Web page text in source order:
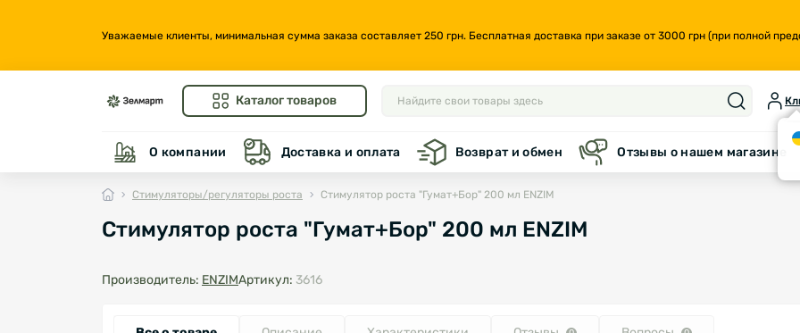
Уважаемые клиенты, минимальная сумма заказа составляет 250 грн. Бесплатная доставка при заказе от 3000 грн (при полной
Каталог товаров
О компании Доставка и оплата Возврат и обмен Отзывы о нашем магазине
Стимуляторы/регуляторы роста Стимулятор роста "Гумат+Бор" 200 мл ENZIM
Стимулятор роста "Гумат+Бор" 200 мл ENZIM
Производитель: ENZIMАртикул: 3616